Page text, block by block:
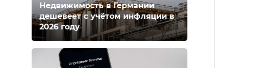
Недвижимость в Германии
дешевеет с учётом инфляции в
2026 году